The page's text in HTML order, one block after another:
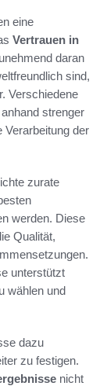
eine
Vertrauen in
daran
sind,
Verschiedene
strenger
Verarbeitung der
zurate
werden. Diese
Qualität,
unterstützt
wählen und
dazu
zu festigen.
nicht